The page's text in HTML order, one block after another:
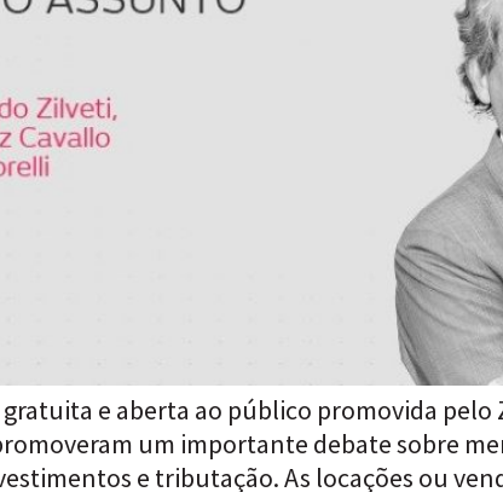
gratuita e aberta ao público promovida
um importante debate sobre
e tributação. As locações ou